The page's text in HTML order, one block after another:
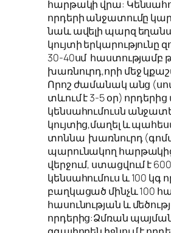
հարթակի վրա:
որդերի անջատումը
նաև ավելի պարզ
կույտի երկարությունը
30-40սմ հաստությամբ
խառնուրդ,որի մեջ
Որոշ ժամանակ անց
տևում է 3-5 օր)
կենսահումուսն
կույտից,մաղել և
տոննա խառնուրդ
պարունակող
վերջում, ստացվում է
կենսահումուս և 100 կգ
բաղկացած մինչև 100
հասունության և
որդերից:Ձմռան